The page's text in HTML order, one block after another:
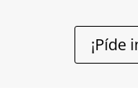
¡Píde